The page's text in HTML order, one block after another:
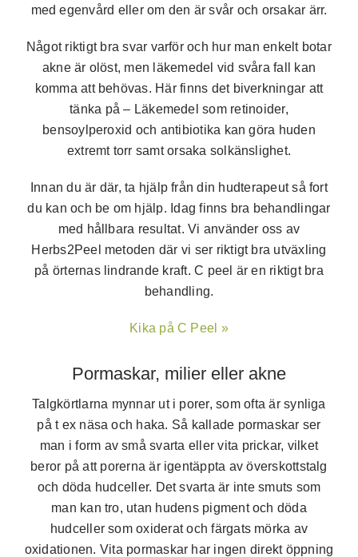
med egenvård eller om den är svår och orsakar ärr.
Något riktigt bra svar varför och hur man enkelt botar
akne är olöst, men läkemedel vid svåra fall kan
komma att behövas. Här finns det biverkningar att
tänka på – Läkemedel som retinoider,
bensoylperoxid och antibiotika kan göra huden
extremt torr samt orsaka solkänslighet.
Innan du är där, ta hjälp från din hudterapeut så fort
du kan och be om hjälp. Idag finns bra behandlingar
med hållbara resultat. Vi använder oss av
Herbs2Peel metoden där vi ser riktigt bra utväxling
på örternas lindrande kraft. C peel är en riktigt bra
behandling.
Kika på C Peel »
Pormaskar, milier eller akne
Talgkörtlarna mynnar ut i porer, som ofta är synliga
på t ex näsa och haka. Så kallade pormaskar ser
man i form av små svarta eller vita prickar, vilket
beror på att porerna är igentäppta av överskottstalg
och döda hudceller. Det svarta är inte smuts som
man kan tro, utan hudens pigment och döda
hudceller som oxiderat och färgats mörka av
oxidationen. Vita pormaskar har ingen direkt öppning